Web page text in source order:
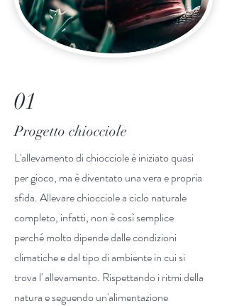
01
Progetto chiocciole
L'allevamento di chiocciole è iniziato quasi
per gioco, ma è diventato una vera e propria
sfida. Allevare chiocciole a ciclo naturale
completo, infatti, non è così semplice
perché molto dipende dalle condizioni
climatiche e dal tipo di ambiente in cui si
trova l' allevamento. Rispettando i ritmi della
natura e seguendo un'alimentazione